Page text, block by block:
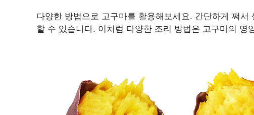
다양한 방법으로 고구마를 활용해보세요. 간단하게 쪄
할 수 있습니다. 이처럼 다양한 조리 방법은 고구마의 영